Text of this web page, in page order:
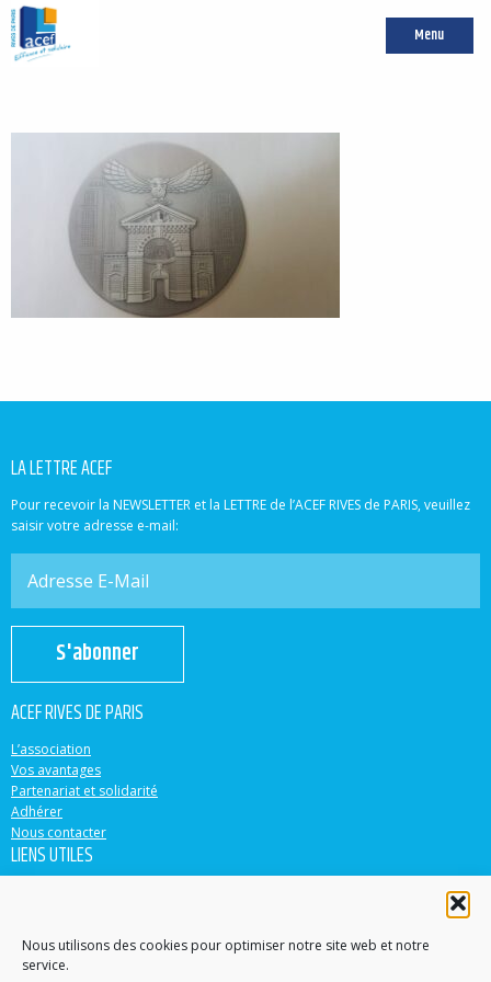
Nous utilisons des cookies pour optimiser notre site web et notre
service.
Menu
LA LETTRE ACEF
Pour recevoir la NEWSLETTER et la LETTRE de l’ACEF RIVES de PARIS, veuillez
saisir votre adresse e-mail:
S'abonner
ACEF RIVES DE PARIS
L’association
Vos avantages
Partenariat et solidarité
Adhérer
Nous contacter
LIENS UTILES